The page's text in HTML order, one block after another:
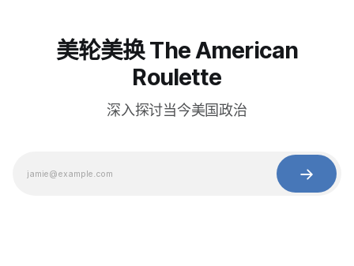
美轮美换 The American
Roulette
深入探讨当今美国政治